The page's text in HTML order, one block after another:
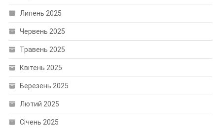
Липень 2025
Червень 2025
Травень 2025
Квітень 2025
Березень 2025
Лютий 2025
Січень 2025